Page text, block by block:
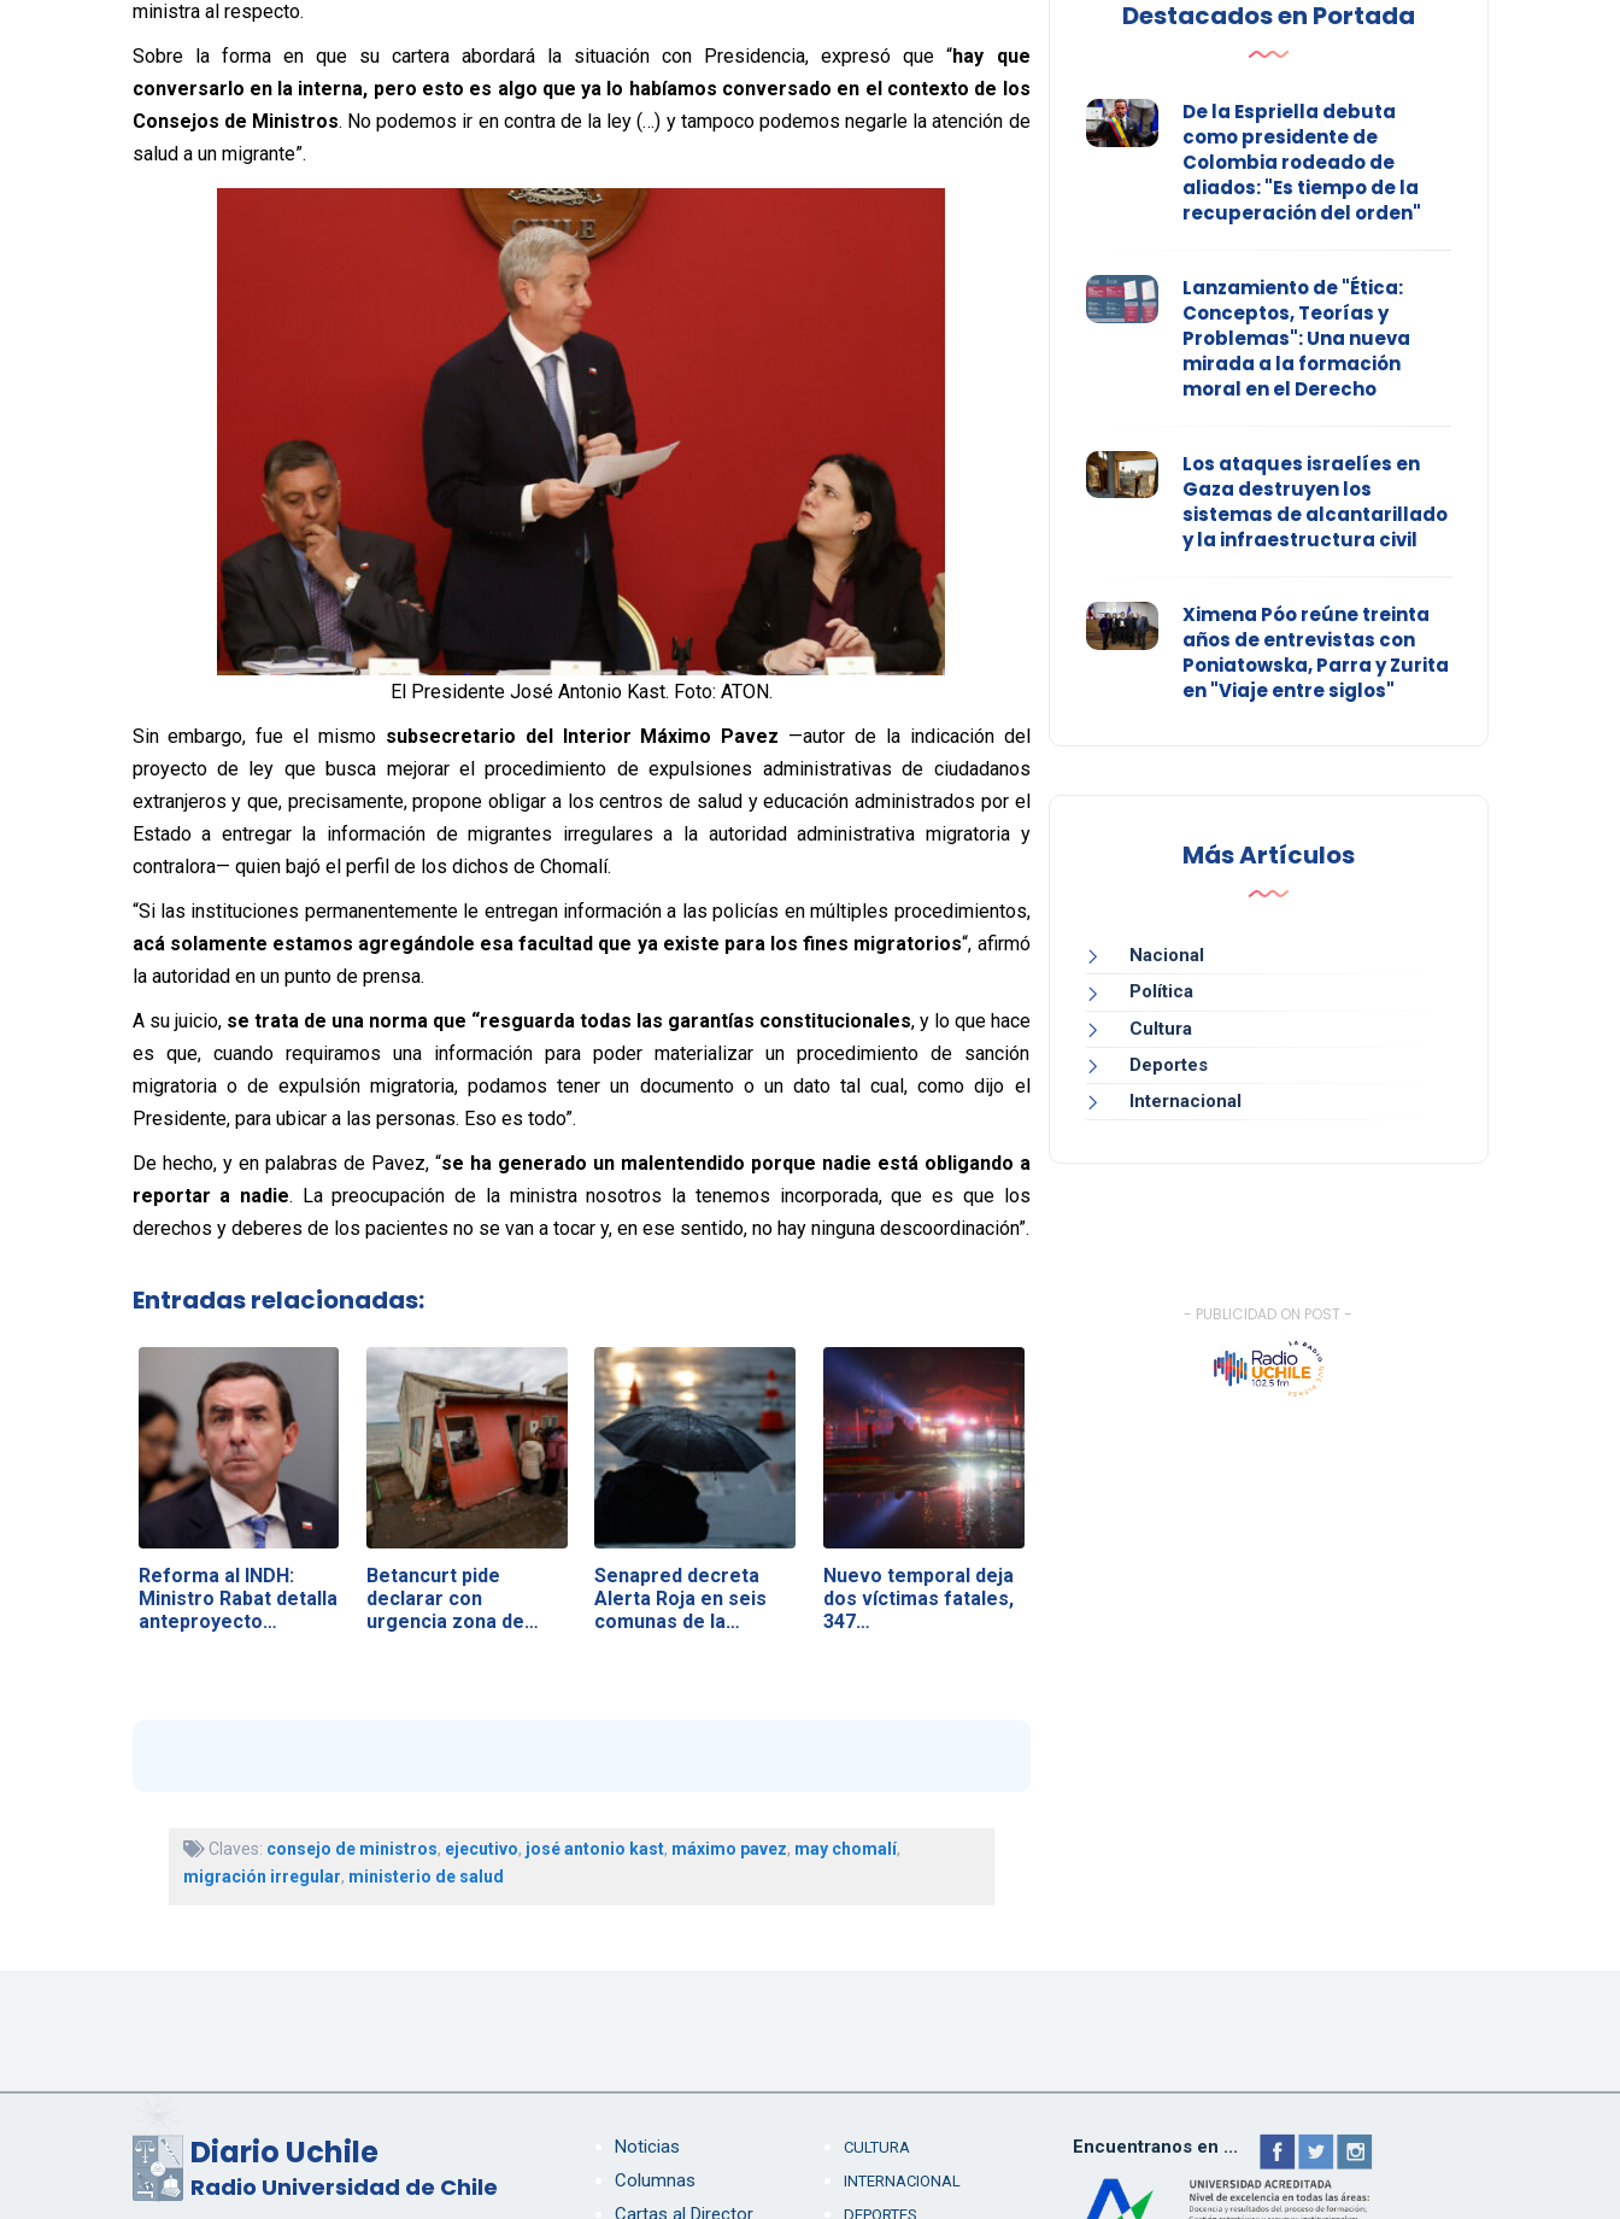
ministra al respecto.
Sobre la forma en que su cartera abordará la situación con Presidencia, expresó que “hay que
conversarlo en la interna, pero esto es algo que ya lo habíamos conversado en el contexto de los
Consejos de Ministros. No podemos ir en contra de la ley (…) y tampoco podemos negarle la atención de
salud a un migrante”.
El Presidente José Antonio Kast. Foto: ATON.
Sin embargo, fue el mismo subsecretario del Interior Máximo Pavez —autor de la indicación del
proyecto de ley que busca mejorar el procedimiento de expulsiones administrativas de ciudadanos
extranjeros y que, precisamente, propone obligar a los centros de salud y educación administrados por el
Estado a entregar la información de migrantes irregulares a la autoridad administrativa migratoria y
contralora— quien bajó el perfil de los dichos de Chomalí.
“Si las instituciones permanentemente le entregan información a las policías en múltiples procedimientos,
acá solamente estamos agregándole esa facultad que ya existe para los fines migratorios“, afirmó
la autoridad en un punto de prensa.
A su juicio, se trata de una norma que “resguarda todas las garantías constitucionales, y lo que hace
es que, cuando requiramos una información para poder materializar un procedimiento de sanción
migratoria o de expulsión migratoria, podamos tener un documento o un dato tal cual, como dijo el
Presidente, para ubicar a las personas. Eso es todo”.
De hecho, y en palabras de Pavez, “se ha generado un malentendido porque nadie está obligando a
reportar a nadie. La preocupación de la ministra nosotros la tenemos incorporada, que es que los
derechos y deberes de los pacientes no se van a tocar y, en ese sentido, no hay ninguna descoordinación”.
Entradas relacionadas:
Reforma al INDH:
Ministro Rabat detalla
anteproyecto…
Betancurt pide
declarar con
urgencia zona de…
Senapred decreta
Alerta Roja en seis
comunas de la…
Nuevo temporal deja
dos víctimas fatales,
347…
Claves: consejo de ministros, ejecutivo, josé antonio kast, máximo pavez, may chomalí,
migración irregular, ministerio de salud
Destacados en Portada
De la Espriella debuta
como presidente de
Colombia rodeado de
aliados: "Es tiempo de la
recuperación del orden"
Lanzamiento de "Ética:
Conceptos, Teorías y
Problemas": Una nueva
mirada a la formación
moral en el Derecho
Los ataques israelíes en
Gaza destruyen los
sistemas de alcantarillado
y la infraestructura civil
Ximena Póo reúne treinta
años de entrevistas con
Poniatowska, Parra y Zurita
en "Viaje entre siglos"
Más Artículos
Nacional
Política
Cultura
Deportes
Internacional
- PUBLICIDAD ON POST -
Diario Uchile
Radio Universidad de Chile
Noticias
Columnas
Cartas al Director
CULTURA
INTERNACIONAL
DEPORTES
Encuentranos en ...